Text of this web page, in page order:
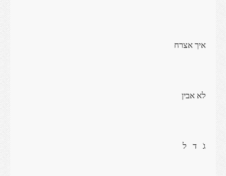
איך אצרח
לא אבין
גֹ ד ל